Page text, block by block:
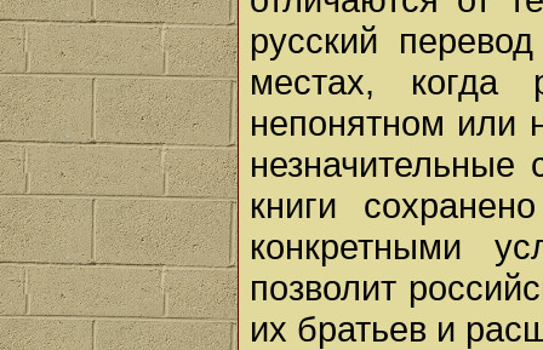
русский
местах, когда
непонятном или
книги
конкретными
позволит
их братьев и